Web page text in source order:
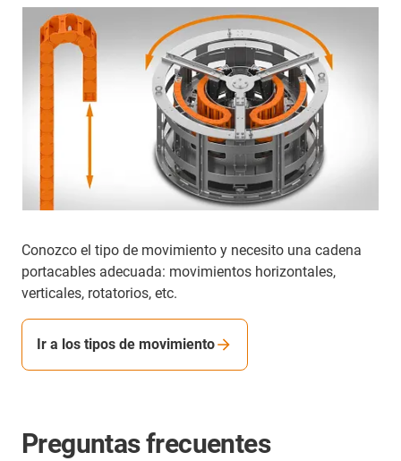
Conozco el tipo de movimiento y necesito una cadena
portacables adecuada: movimientos horizontales,
verticales, rotatorios, etc.
Ir a los tipos de movimiento
Preguntas frecuentes